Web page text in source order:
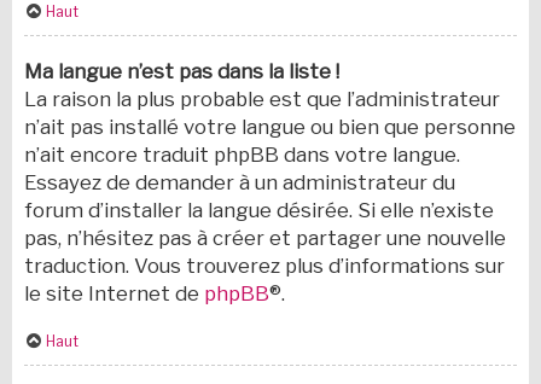
Haut
Ma langue n’est pas dans la liste !
La raison la plus probable est que l’administrateur
n’ait pas installé votre langue ou bien que personne
n’ait encore traduit phpBB dans votre langue.
Essayez de demander à un administrateur du
forum d’installer la langue désirée. Si elle n’existe
pas, n’hésitez pas à créer et partager une nouvelle
traduction. Vous trouverez plus d’informations sur
le site Internet de phpBB®.
Haut